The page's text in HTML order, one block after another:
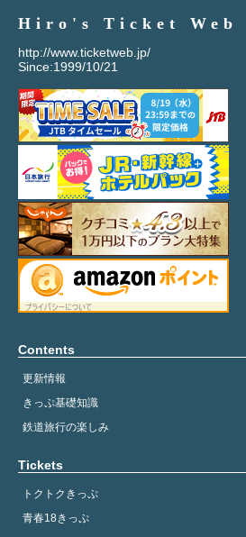
Hiro's Ticket Web
http://www.ticketweb.jp/
Since:1999/10/21
Contents
更新情報
きっぷ基礎知識
鉄道旅行の楽しみ
Tickets
トクトクきっぷ
青春18きっぷ